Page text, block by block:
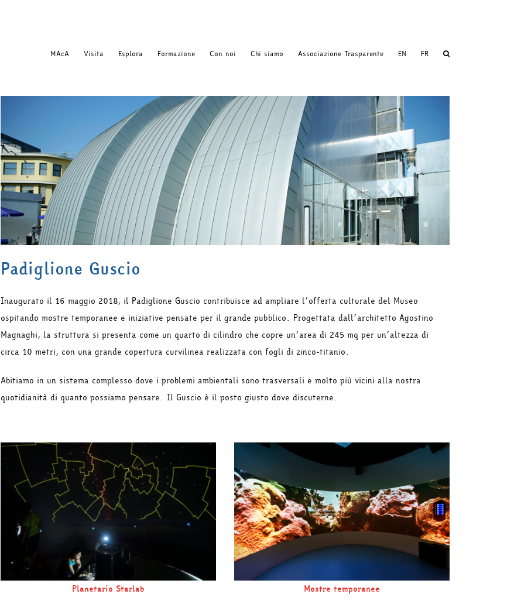
MAcA Visita Esplora Formazione Con noi Chi siamo Associazione Trasparente EN FR
Padiglione Guscio
Inaugurato il 16 maggio 2018, il Padiglione Guscio contribuisce ad ampliare l’offerta culturale del Museo
ospitando mostre temporanee e iniziative pensate per il grande pubblico. Progettata dall’architetto Agostino
Magnaghi, la struttura si presenta come un quarto di cilindro che copre un’area di 245 mq per un’altezza di
circa 10 metri, con una grande copertura curvilinea realizzata con fogli di zinco-titanio.
Abitiamo in un sistema complesso dove i problemi ambientali sono trasversali e molto più vicini alla nostra
quotidianità di quanto possiamo pensare. Il Guscio è il posto giusto dove discuterne.
Planetario Starlab Mostre temporanee